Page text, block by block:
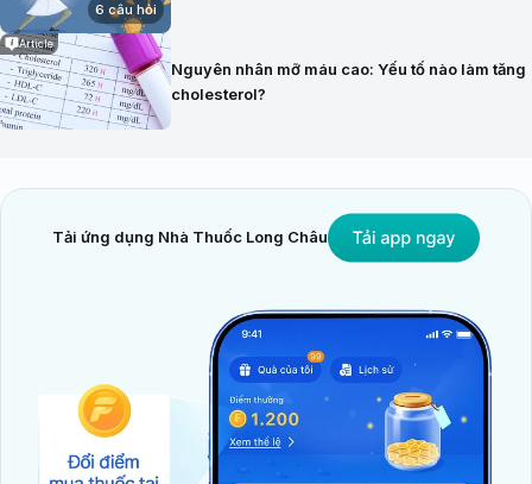
6 câu hỏi
Article
Nguyên nhân mỡ máu cao: Yếu tố nào làm tăng
cholesterol?
Tải ứng dụng Nhà Thuốc Long Châu